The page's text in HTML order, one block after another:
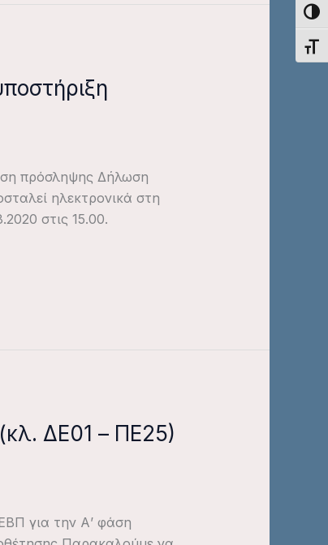
πρόσληψης Δήλωση
ηλεκτρονικά στη
στις 15.00.
ΔΕ01 – ΠΕ25)
για την Α’ φάση